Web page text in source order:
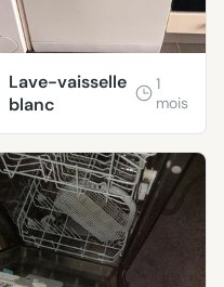
Lave-vaisselle
blanc
1
mois